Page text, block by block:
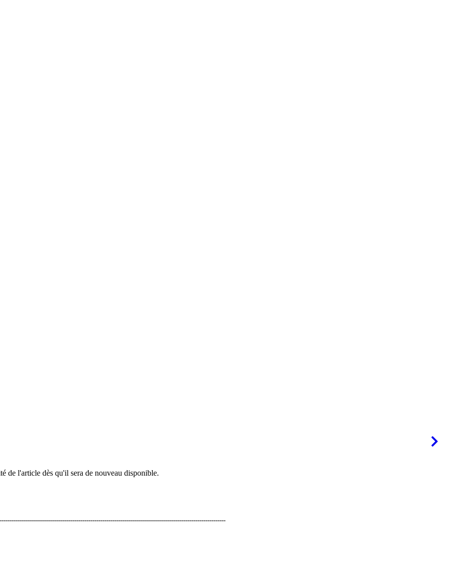
de l'article dès qu'il sera de nouveau disponible.